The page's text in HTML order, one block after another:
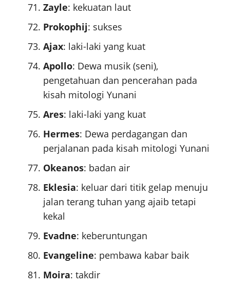
Zayle: kekuatan laut
Prokophij: sukses
Ajax: laki-laki yang kuat
Apollo: Dewa musik (seni),
pengetahuan dan pencerahan pada
kisah mitologi Yunani
Ares: laki-laki yang kuat
Hermes: Dewa perdagangan dan
perjalanan pada kisah mitologi Yunani
Okeanos: badan air
Eklesia: keluar dari titik gelap menuju
jalan terang tuhan yang ajaib tetapi
kekal
Evadne: keberuntungan
Evangeline: pembawa kabar baik
Moira: takdir